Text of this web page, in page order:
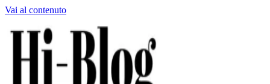
Vai al contenuto